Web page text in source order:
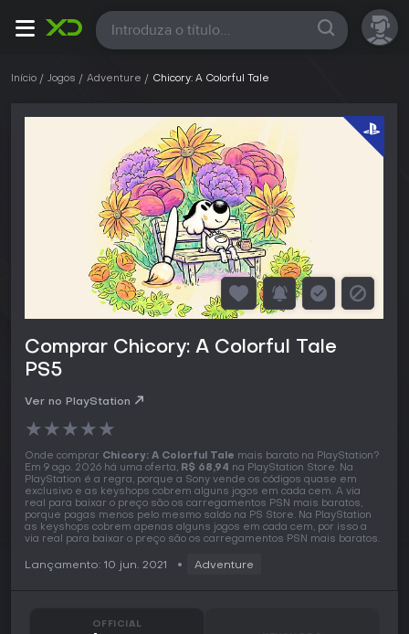
Todas
Início Jogos Adventure Chicory: A Colorful Tale
Comprar Chicory: A Colorful Tale
PS5
Ver no PlayStation
★★★★★
Onde comprar Chicory: A Colorful Tale mais barato na PlayStation?
Em 9 ago. 2026 há uma oferta, R$ 68,94 na PlayStation Store. Na
PlayStation é a regra, porque a Sony vende os códigos quase em
exclusivo e as keyshops cobrem alguns jogos em cada cem. A via
real para baixar o preço são os carregamentos PSN mais baratos,
porque pagas menos pelo mesmo saldo na PS Store. Na PlayStation
as keyshops cobrem apenas alguns jogos em cada cem, por isso a
via real para baixar o preço são os carregamentos PSN mais baratos.
Lançamento: 10 jun. 2021 Adventure
OFFICIAL